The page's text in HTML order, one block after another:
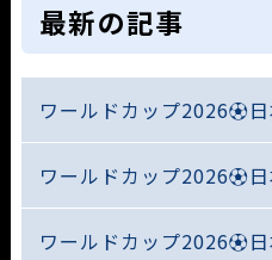
最新の記事
ワールドカップ2026⚽
ワールドカップ2026⚽
ワールドカップ2026⚽